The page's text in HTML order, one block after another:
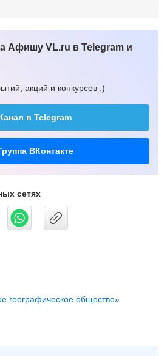
Афишу VL.ru в Telegram и
акций и конкурсов :)
в Telegram
ВКонтакте
сетях
географическое общество»